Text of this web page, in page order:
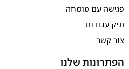
פגישה עם מומחה
תיק עבודות
צור קשר
הפתרונות שלנו